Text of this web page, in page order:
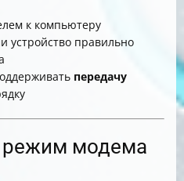
к компьютеру
устройство правильно
передачу
режим модема